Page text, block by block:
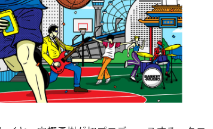
AUDITION
Amuse Solution
ENGLISH